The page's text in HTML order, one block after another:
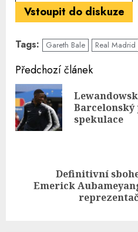
Vstoupit do diskuze
Tags: Gareth Bale Real Madrid
Continue
Reading
Předchozí článek
spekulace
Next
Definitivní
Emerick